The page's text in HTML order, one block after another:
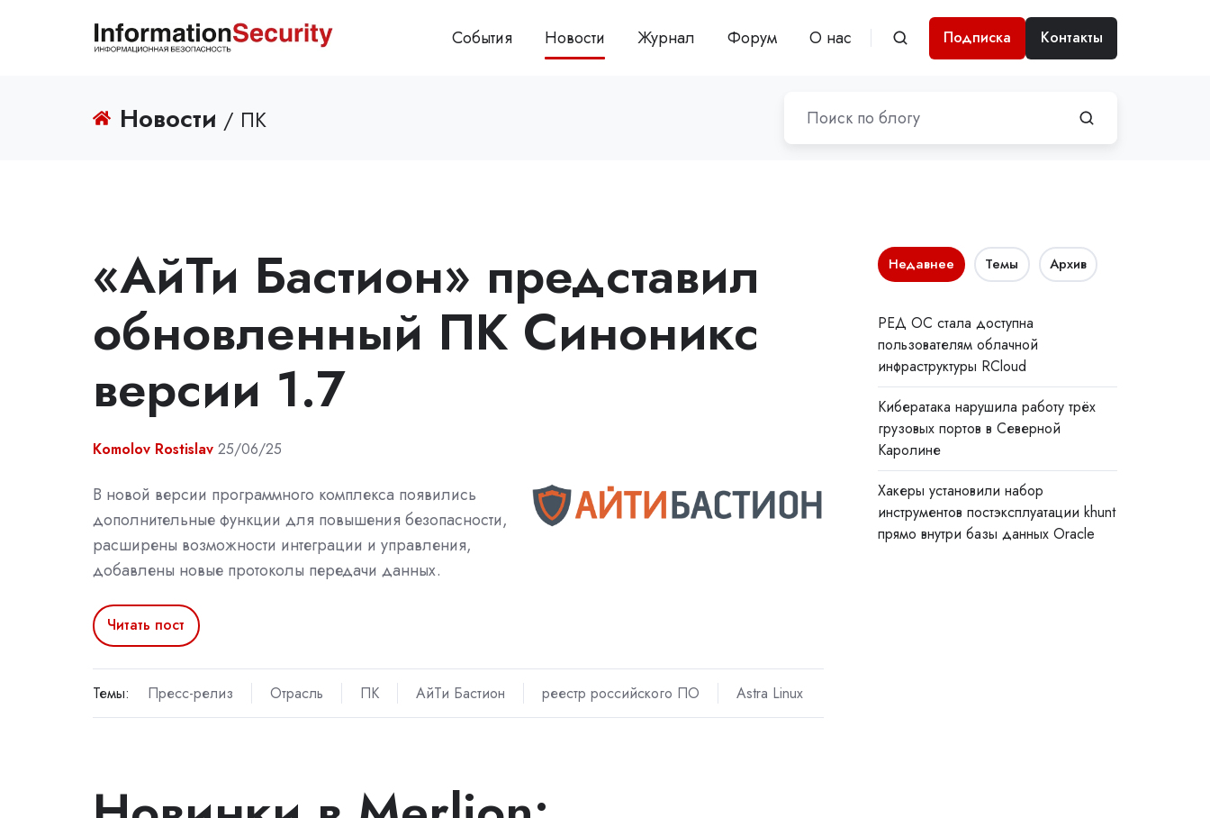
События Новости Журнал Форум О нас Подписка Контакты
Новости / ПК
«АйТи Бастион» представил
обновленный ПК Синоникс
версии 1.7
Komolov Rostislav 25/06/25
В новой версии программного комплекса появились
дополнительные функции для повышения безопасности,
расширены возможности интеграции и управления,
добавлены новые протоколы передачи данных.
Читать пост
Темы: Пресс-релиз Отрасль ПК АйТи Бастион реестр российского ПО Astra Linux
Недавнее Темы Архив
РЕД ОС стала доступна
пользователям облачной
инфраструктуры RCloud
Кибератака нарушила работу трёх
грузовых портов в Северной
Каролине
Хакеры установили набор
инструментов постэксплуатации khunt
прямо внутри базы данных Oracle